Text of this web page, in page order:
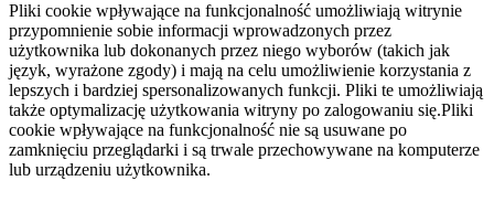
Pliki cookie wpływające na funkcjonalność umożliwiają witrynie
przypomnienie sobie informacji wprowadzonych przez
użytkownika lub dokonanych przez niego wyborów (takich jak
język, wyrażone zgody) i mają na celu umożliwienie korzystania z
lepszych i bardziej spersonalizowanych funkcji. Pliki te umożliwiają
także optymalizację użytkowania witryny po zalogowaniu się.Pliki
cookie wpływające na funkcjonalność nie są usuwane po
zamknięciu przeglądarki i są trwale przechowywane na komputerze
lub urządzeniu użytkownika.